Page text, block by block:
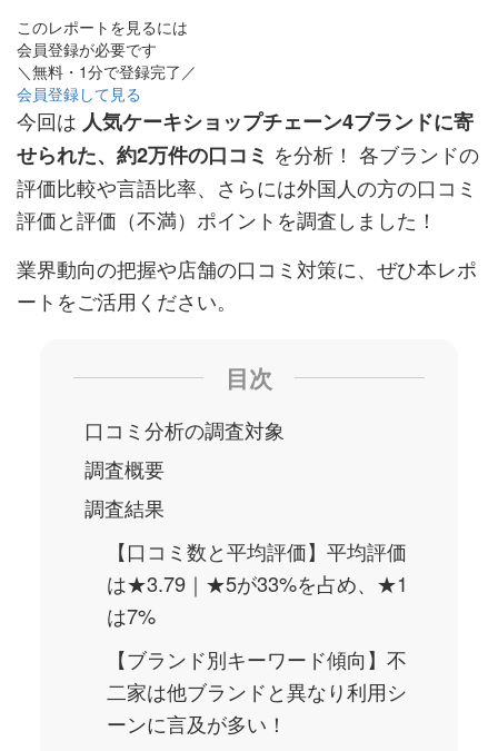
このレポートを見るには
会員登録が必要です
＼無料・1分で登録完了／
会員登録して見る
今回は 人気ケーキショップチェーン4ブランドに寄
せられた、約2万件の口コミ を分析！ 各ブランドの
評価比較や言語比率、さらには外国人の方の口コミ
評価と評価（不満）ポイントを調査しました！
業界動向の把握や店舗の口コミ対策に、ぜひ本レポ
ートをご活用ください。
目次
口コミ分析の調査対象
調査概要
調査結果
【口コミ数と平均評価】平均評価
は★3.79｜★5が33%を占め、★1
は7%
【ブランド別キーワード傾向】不
二家は他ブランドと異なり利用シ
ーンに言及が多い！